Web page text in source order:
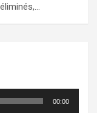
00:00